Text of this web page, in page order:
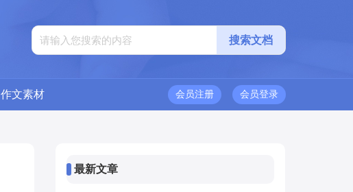
作文素材 会员登录
会员注册
最新文章